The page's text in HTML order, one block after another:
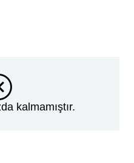
kalmamıştır.